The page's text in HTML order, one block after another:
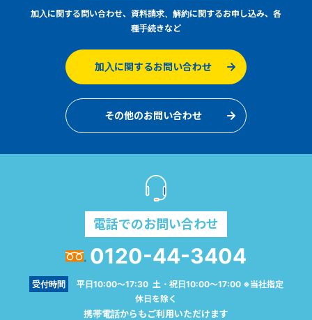
加入に関する問い合わせ、資料請求、解約に関するお申し込み、各
種手続きなど
加入に関するお問い合わせ
その他のお問い合わせ
電話でのお問い合わせ
0120-44-3404
受付時間
平日10:00～17:30 土・祝日10:00～17:00 ※当社指定
休日を除く
携帯電話からもご利用いただけます